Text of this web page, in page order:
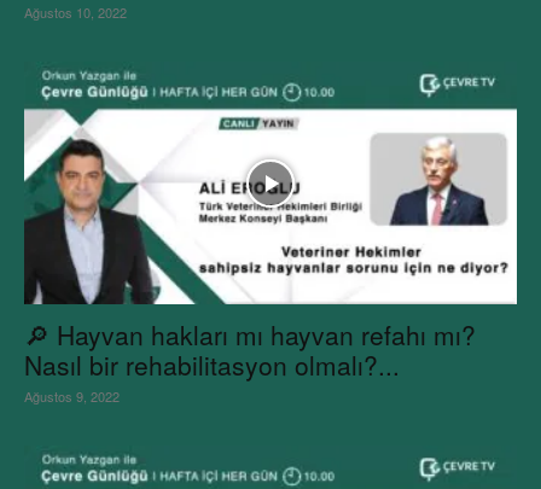
Ağustos 10, 2022
🔎 Hayvan hakları mı hayvan refahı mı?
Nasıl bir rehabilitasyon olmalı?...
Ağustos 9, 2022